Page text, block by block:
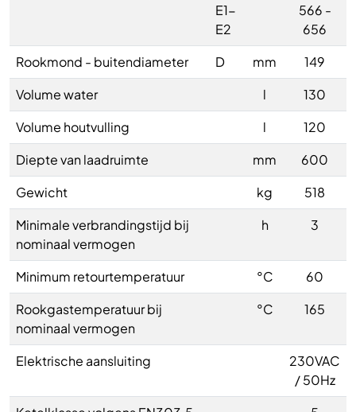
E1-
E2
566 -
656
Rookmond - buitendiameter
D mm
149
Volume water
l
130
Volume houtvulling
l
120
Diepte van laadruimte
mm
600
Gewicht
kg
518
Minimale verbrandingstijd bij
nominaal vermogen
h 3
Minimum retourtemperatuur °C
60
Rookgastemperatuur bij
nominaal vermogen
°C 165
Elektrische aansluiting
230VAC
/ 50Hz